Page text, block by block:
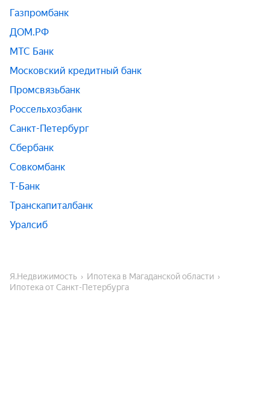
Газпромбанк
ДОМ.РФ
МТС Банк
Московский кредитный банк
Промсвязьбанк
Россельхозбанк
Санкт-Петербург
Сбербанк
Совкомбанк
Т-Банк
Транскапиталбанк
Уралсиб
Я.Недвижимость
Ипотека в Магаданской области
Ипотека от Санкт-Петербурга